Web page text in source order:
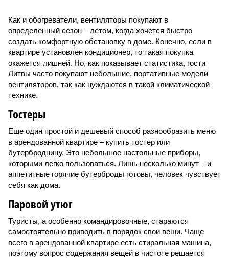
Как и обогреватели, вентиляторы покупают в
определенный сезон – летом, когда хочется быстро
создать комфортную обстановку в доме. Конечно, если в
квартире установлен кондиционер, то такая покупка
окажется лишней. Но, как показывает статистика, гости
Литвы часто покупают небольшие, портативные модели
вентиляторов, так как нуждаются в такой климатической
технике.
Тостеры
Еще один простой и дешевый способ разнообразить меню
в арендованной квартире – купить тостер или
бутербродницу. Это небольшое настольные приборы,
которыми легко пользоваться. Лишь несколько минут – и
аппетитные горячие бутерброды готовы, человек чувствует
себя как дома.
Паровой утюг
Туристы, а особенно командировочные, стараются
самостоятельно приводить в порядок свои вещи. Чаще
всего в арендованной квартире есть стиральная машина,
поэтому вопрос содержания вещей в чистоте решается